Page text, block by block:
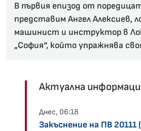
В първия епизод от
представим Ангел Алексиев,
машинист и инструктор в
„София“, който упражнява
Актуална
Днес, 06:18
Закъснение на ПВ